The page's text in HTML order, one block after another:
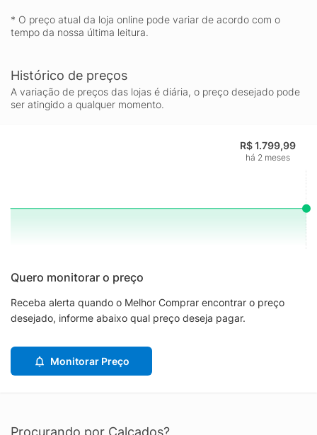
* O preço atual da loja online pode variar de acordo com o
tempo da nossa última leitura.
Histórico de preços
A variação de preços das lojas é diária, o preço desejado pode
ser atingido a qualquer momento.
R$ 1.799,99
há 2 meses
Quero monitorar o preço
Receba alerta quando o Melhor Comprar encontrar o preço
desejado, informe abaixo qual preço deseja pagar.
Monitorar Preço
Procurando por Calçados?